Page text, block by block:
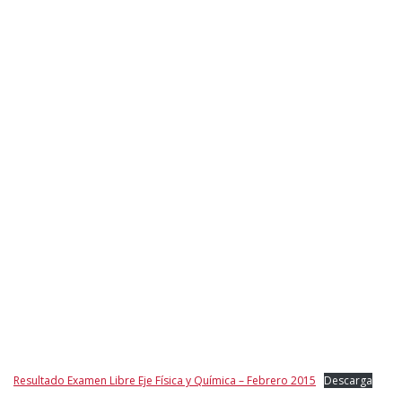
Resultado Examen Libre Eje Física y Química – Febrero 2015 Descarga